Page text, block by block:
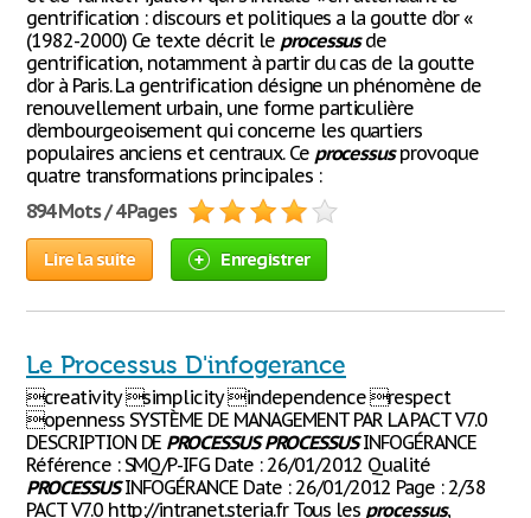
gentrification : discours et politiques a la goutte d’or «
(1982-2000) Ce texte décrit le processusde
gentrification, notamment à partir du cas de la goutte
d’or à Paris. La gentrification désigne un phénomène de
renouvellement urbain, une forme particulière
d’embourgeoisement qui concerne les quartiers
populaires anciens et centraux. Ce processusprovoque
quatre transformations principales :
894 Mots / 4 Pages
Lire la suite Enregistrer
Le Processus D'infogerance
creativity simplicity independence respect
openness SYSTÈME DE MANAGEMENT PAR LA PACT V7.0
DESCRIPTION DE PROCESSUS PROCESSUSINFOGÉRANCE
Référence : SMQ/P-IFG Date : 26/01/2012 Qualité
PROCESSUSINFOGÉRANCE Date : 26/01/2012 Page : 2/38
PACT V7.0 http://intranet.steria.fr Tous les processus,